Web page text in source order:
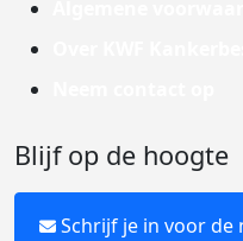
Blijf op de hoogte
Schrijf je in voor de